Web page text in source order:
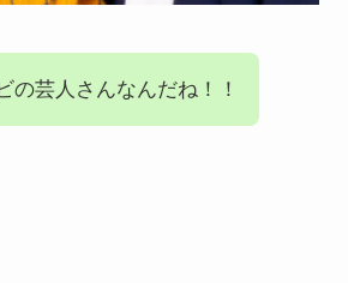
の芸人さんなんだね！！